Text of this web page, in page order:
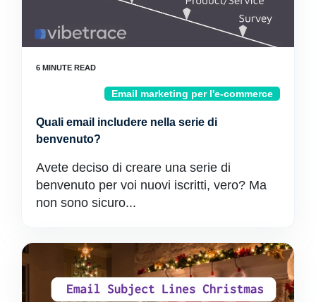
Email marketing per l'e-commerce
Quali email includere nella serie di
benvenuto?
Avete deciso di creare una serie di
benvenuto per voi nuovi iscritti, vero? Ma
non sono sicuro...